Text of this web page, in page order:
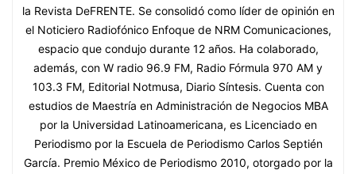
la Revista DeFRENTE. Se consolidó como líder de opinión en
el Noticiero Radiofónico Enfoque de NRM Comunicaciones,
espacio que condujo durante 12 años. Ha colaborado,
además, con W radio 96.9 FM, Radio Fórmula 970 AM y
103.3 FM, Editorial Notmusa, Diario Síntesis. Cuenta con
estudios de Maestría en Administración de Negocios MBA
por la Universidad Latinoamericana, es Licenciado en
Periodismo por la Escuela de Periodismo Carlos Septién
García. Premio México de Periodismo 2010, otorgado por la